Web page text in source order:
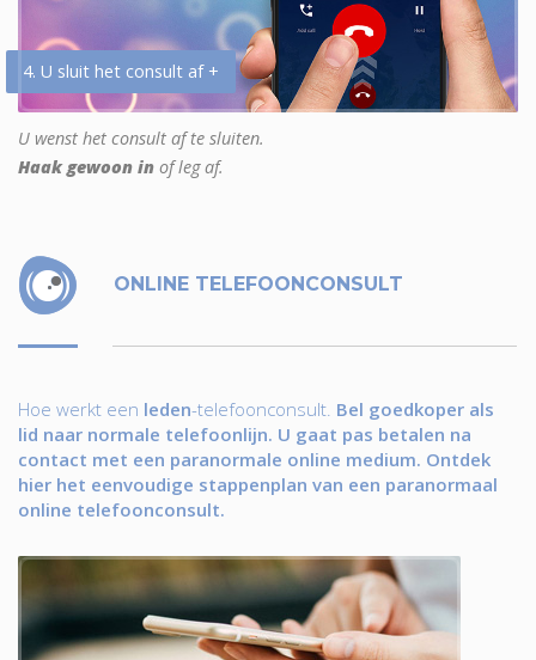
4. U sluit het consult af +
U wenst het consult af te sluiten.
Haak gewoon in of leg af.
ONLINE TELEFOONCONSULT
Hoe werkt een leden-telefoonconsult. Bel goedkoper als
lid naar normale telefoonlijn. U gaat pas betalen na
contact met een paranormale online medium. Ontdek
hier het eenvoudige stappenplan van een paranormaal
online telefoonconsult.